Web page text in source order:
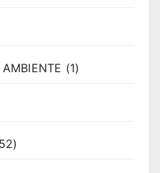
(1)